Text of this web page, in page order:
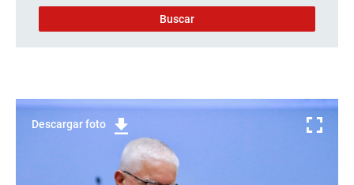
Descargar foto